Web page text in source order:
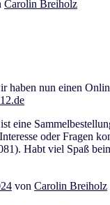
Carolin Breiholz
haben nun einen
eine
oder Fragen
Habt viel Spaß
von Carolin Breiholz